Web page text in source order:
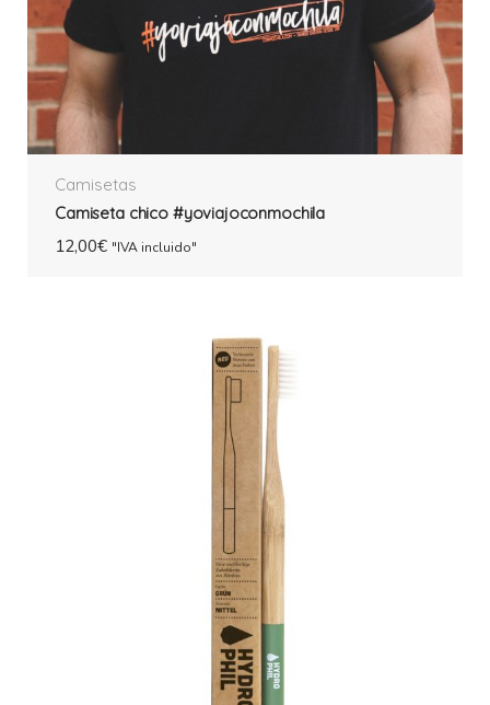
Camisetas
Camiseta chico #yoviajoconmochila
12,00€ "IVA incluido"